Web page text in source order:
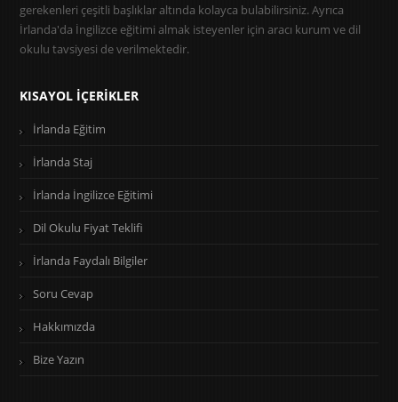
gerekenleri çeşitli başlıklar altında kolayca bulabilirsiniz. Ayrıca
İrlanda'da İngilizce eğitimi almak isteyenler için aracı kurum ve dil
okulu tavsiyesi de verilmektedir.
KISAYOL İÇERIKLER
İrlanda Eğitim
İrlanda Staj
İrlanda İngilizce Eğitimi
Dil Okulu Fiyat Teklifi
İrlanda Faydalı Bilgiler
Soru Cevap
Hakkımızda
Bize Yazın